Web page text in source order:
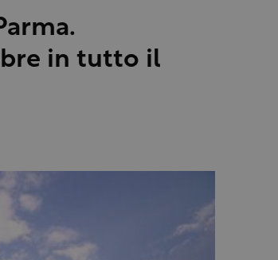
in tutto il